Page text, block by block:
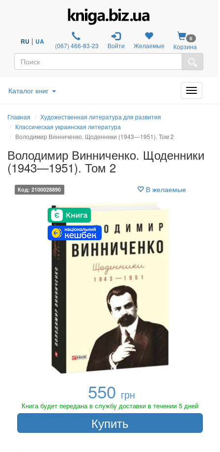
RU | UA (067) 466-83-23 Войти Желаемые
0
Корзина
Каталог книг
Главная
Художественная литература для развития
Классическая украинская литература
Володимир Винниченко. Щоденники (1943—1951). Том 2
Володимир Винниченко. Щоденники
(1943—1951). Том 2
Код: 2100028890 В желаемые
550 грн
Книга будет передана в службу доставки в течении 5 дней
Купить